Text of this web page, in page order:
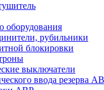
оборудования
рубильники
блокировки
выключатели
ввода резерва